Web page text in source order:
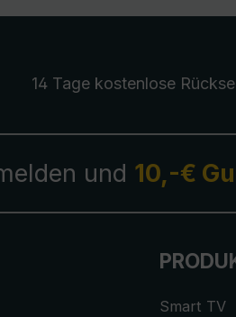
14 Tage kostenlose
und 10,-€
Smart TV